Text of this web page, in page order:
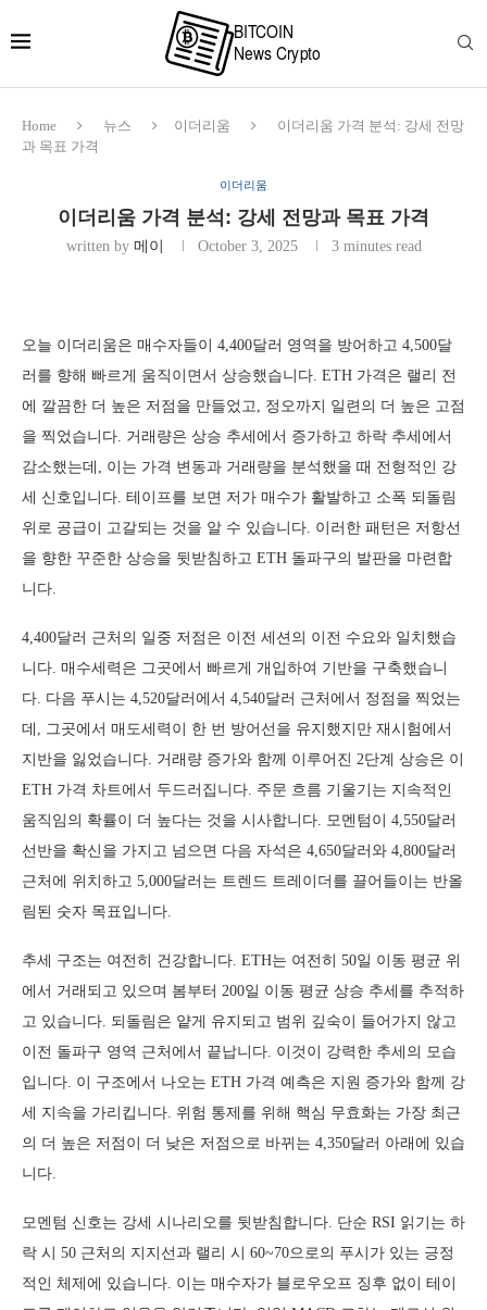
Home 뉴스 이더리움
이더리움 가격 분석: 강세 전망
과 목표 가격
이더리움
이더리움 가격 분석: 강세 전망과 목표 가격
written by 메이 October 3, 2025 3 minutes read
오늘 이더리움은 매수자들이 4,400달러 영역을 방어하고 4,500달
러를 향해 빠르게 움직이면서 상승했습니다. ETH 가격은 랠리 전
에 깔끔한 더 높은 저점을 만들었고, 정오까지 일련의 더 높은 고점
을 찍었습니다. 거래량은 상승 추세에서 증가하고 하락 추세에서
감소했는데, 이는 가격 변동과 거래량을 분석했을 때 전형적인 강
세 신호입니다. 테이프를 보면 저가 매수가 활발하고 소폭 되돌림
위로 공급이 고갈되는 것을 알 수 있습니다. 이러한 패턴은 저항선
을 향한 꾸준한 상승을 뒷받침하고 ETH 돌파구의 발판을 마련합
니다.
4,400달러 근처의 일중 저점은 이전 세션의 이전 수요와 일치했습
니다. 매수세력은 그곳에서 빠르게 개입하여 기반을 구축했습니
다. 다음 푸시는 4,520달러에서 4,540달러 근처에서 정점을 찍었는
데, 그곳에서 매도세력이 한 번 방어선을 유지했지만 재시험에서
지반을 잃었습니다. 거래량 증가와 함께 이루어진 2단계 상승은 이
ETH 가격 차트에서 두드러집니다. 주문 흐름 기울기는 지속적인
움직임의 확률이 더 높다는 것을 시사합니다. 모멘텀이 4,550달러
선반을 확신을 가지고 넘으면 다음 자석은 4,650달러와 4,800달러
근처에 위치하고 5,000달러는 트렌드 트레이더를 끌어들이는 반올
림된 숫자 목표입니다.
추세 구조는 여전히 건강합니다. ETH는 여전히 50일 이동 평균 위
에서 거래되고 있으며 봄부터 200일 이동 평균 상승 추세를 추적하
고 있습니다. 되돌림은 얕게 유지되고 범위 깊숙이 들어가지 않고
이전 돌파구 영역 근처에서 끝납니다. 이것이 강력한 추세의 모습
입니다. 이 구조에서 나오는 ETH 가격 예측은 지원 증가와 함께 강
세 지속을 가리킵니다. 위험 통제를 위해 핵심 무효화는 가장 최근
의 더 높은 저점이 더 낮은 저점으로 바뀌는 4,350달러 아래에 있습
니다.
모멘텀 신호는 강세 시나리오를 뒷받침합니다. 단순 RSI 읽기는 하
락 시 50 근처의 지지선과 랠리 시 60~70으로의 푸시가 있는 긍정
적인 체제에 있습니다. 이는 매수자가 블로우오프 징후 없이 테이